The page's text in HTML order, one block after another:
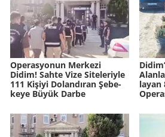
Ope­ras­yo­nun Mer­ke­zi
Didim! Sahte Vize Si­te­le­riy­le
111 Ki­şi­yi Do­lan­dı­ran Şe­be­
ke­ye Büyük Darbe
la­yan